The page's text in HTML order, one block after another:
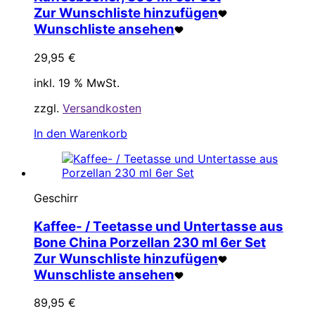
Zur Wunschliste hinzufügen
Wunschliste ansehen
29,95 €
inkl. 19 % MwSt.
zzgl. Versandkosten
In den Warenkorb
Geschirr
Kaffee- / Teetasse und Untertasse aus
Bone China Porzellan 230 ml 6er Set
Zur Wunschliste hinzufügen
Wunschliste ansehen
89,95 €